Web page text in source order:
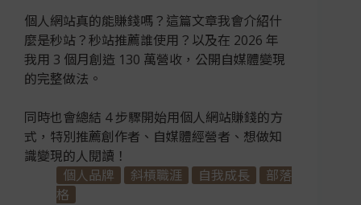
個人網站真的能賺錢嗎？這篇文章我會介紹什
麼是秒站？秒站推薦誰使用？以及在 2026 年
我用 3 個月創造 130 萬營收，公開自媒體變現
的完整做法。
同時也會總結 4 步驟開始用個人網站賺錢的方
式，特別推薦創作者、自媒體經營者、想做知
識變現的人閱讀！
個人品牌
斜槓職涯 自我成長
部落
格